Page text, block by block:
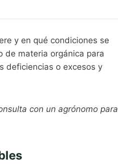
y en qué condiciones se
de materia orgánica para
deficiencias o excesos y
con un agrónomo para